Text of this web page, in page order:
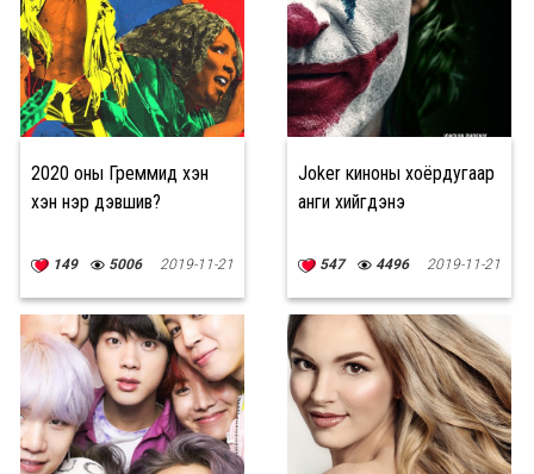
2020 оны Греммид хэн
хэн нэр дэвшив?
149 5006 2019-11-21
Joker киноны хоёрдугаар
анги хийгдэнэ
547 4496 2019-11-21